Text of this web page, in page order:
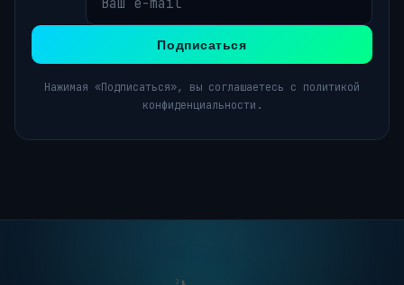
Подписаться
Нажимая «Подписаться», вы соглашаетесь с политикой
конфиденциальности.